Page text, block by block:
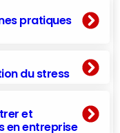
pratiques
du stress
et
en entreprise